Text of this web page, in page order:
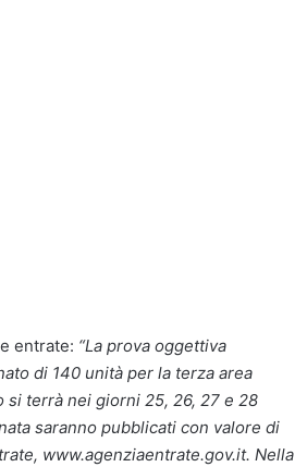
entrate: “La prova oggettiva
di 140 unità per la terza area
terrà nei giorni 25, 26, 27 e 28
saranno pubblicati con valore di
www.agenziaentrate.gov.it. Nella